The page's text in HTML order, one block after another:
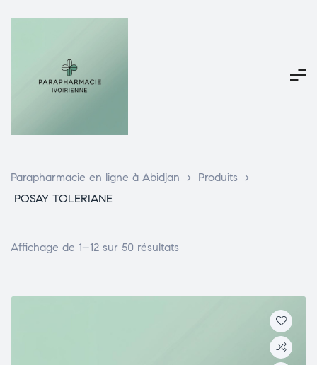
Parapharmacie en ligne à Abidjan > Produits
>
POSAY TOLERIANE
Affichage de 1–12 sur 50 résultats